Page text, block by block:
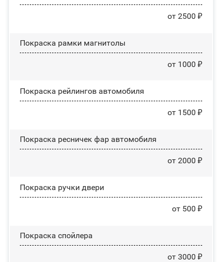
от 2500 ₽
Покраска рамки магнитолы
от 1000 ₽
Покраска рейлингов автомобиля
от 1500 ₽
Покраска ресничек фар автомобиля
от 2000 ₽
Покраска ручки двери
от 500 ₽
Покраска спойлера
от 3000 ₽